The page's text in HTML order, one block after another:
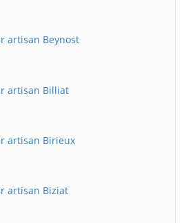
artisan Beynost
artisan Billiat
artisan Birieux
artisan Biziat